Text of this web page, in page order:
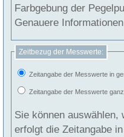
Farbgebung der
Genauere
Zeitbezug der Messwerte:
Zeitangabe der Messwerte in
Zeitangabe der Messwerte
Sie können auswählen,
erfolgt die Zeitangabe